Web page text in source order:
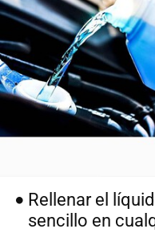
Rellenar el
sencillo en